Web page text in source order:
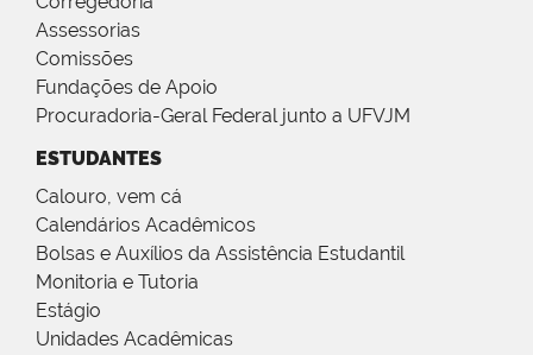
Assessorias
Comissões
Fundações de Apoio
Procuradoria-Geral Federal junto a UFVJM
ESTUDANTES
Calouro, vem cá
Calendários Acadêmicos
Bolsas e Auxílios da Assistência Estudantil
Monitoria e Tutoria
Estágio
Unidades Acadêmicas